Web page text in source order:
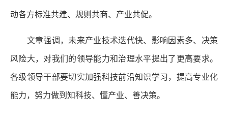
动各方标准共建、规则共商、产业共促。
文章强调，未来产业技术迭代快、影响因素多、决策
风险大，对我们的领导能力和治理水平提出了更高要求。
各级领导干部要切实加强科技前沿知识学习，提高专业化
能力，努力做到知科技、懂产业、善决策。